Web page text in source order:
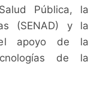
Pública, la
(SENAD) y la
el apoyo de la
de la